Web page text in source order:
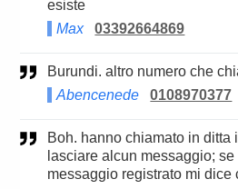
esiste
Max
03392664869
Burundi. altro numero che
Abencenede
0108970377
Boh. hanno chiamato in ditta in pausa pranzo senza
lasciare alcun messaggio;
messaggio registrato mi dice